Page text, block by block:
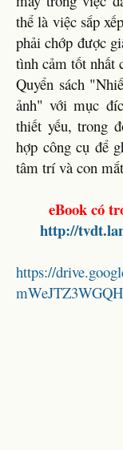
thể là việc sắp
phải chớp được
tình cảm tốt nhất
Quyển sách
ảnh" với mục
thiết yếu, trong
hợp công cụ để
tâm trí và con
eBook có
http://
https://